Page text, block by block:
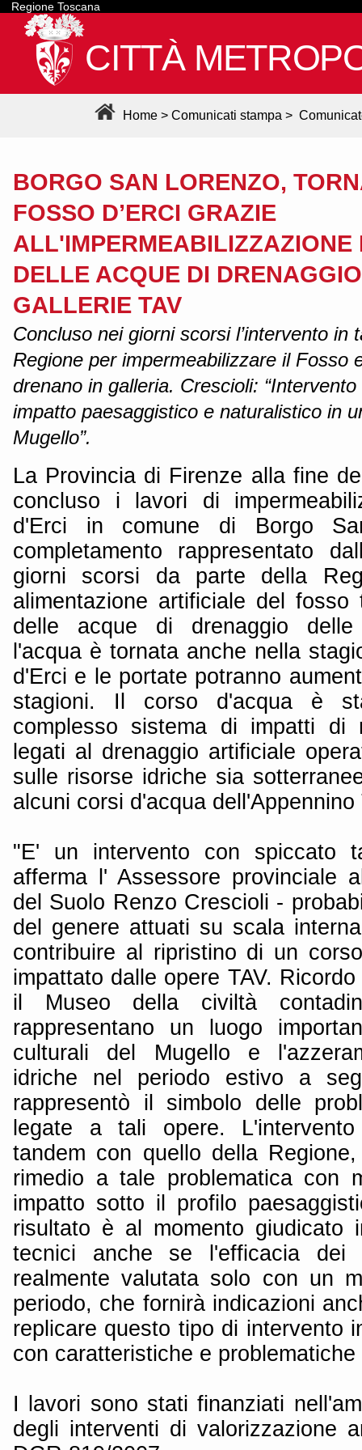
Regione Toscana
CITTÀ
Home > Comunicati stampa >
BORGO SAN LORENZO,
FOSSO D’ERCI GRAZIE
ALL'IMPERMEABILIZZAZIONE
DELLE ACQUE DI
GALLERIE TAV
Concluso nei giorni scorsi l’intervento in
Regione per impermeabilizzare il Fosso
drenano in galleria. Crescioli:
impatto paesaggistico e naturalistico in
Mugello”.
La Provincia di Firenze alla fine
concluso i lavori di
d'Erci in comune di Borgo
completamento rappresentato
giorni scorsi da parte della
alimentazione artificiale del fosso
delle acque di drenaggio delle
l'acqua è tornata anche nella
d'Erci e le portate potranno
stagioni. Il corso d'acqua è
complesso sistema di impatti di
legati al drenaggio artificiale
sulle risorse idriche sia
alcuni corsi d'acqua
"E' un intervento con spiccato
afferma l' Assessore provinciale
del Suolo Renzo Crescioli -
del genere attuati su scala
contribuire al ripristino di un
impattato dalle opere TAV.
il Museo della civiltà
rappresentano un luogo
culturali del Mugello e
idriche nel periodo estivo a
rappresentò il simbolo delle
legate a tali opere.
tandem con quello della
rimedio a tale problematica con
impatto sotto il profilo
risultato è al momento giudicato
tecnici anche se l'efficacia dei
realmente valutata solo con un
periodo, che fornirà indicazioni
replicare questo tipo di intervento
con caratteristiche e
I lavori sono stati finanziati
degli interventi di valorizzazione